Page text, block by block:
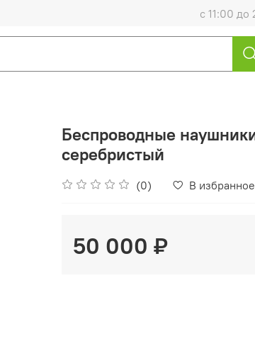
с 11:00 до
Беспроводные
серебристый
(0) В избранное
50 000 ₽